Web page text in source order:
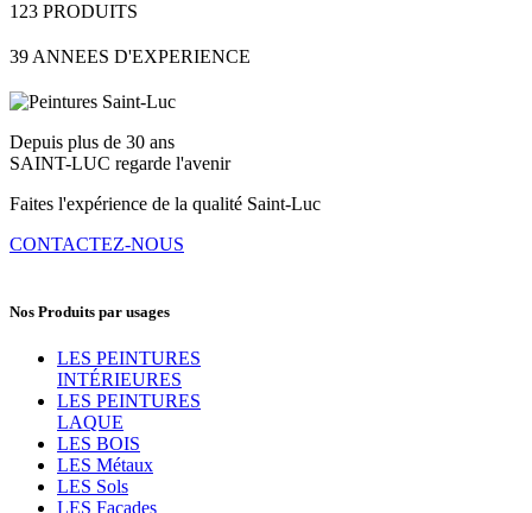
123 PRODUITS
39 ANNEES D'EXPERIENCE
Depuis plus de 30 ans
SAINT-LUC regarde l'avenir
Faites l'expérience de la qualité Saint-Luc
CONTACTEZ-NOUS
Nos Produits par usages
LES PEINTURES
INTÉRIEURES
LES PEINTURES
LAQUE
LES BOIS
LES Métaux
LES Sols
LES Façades